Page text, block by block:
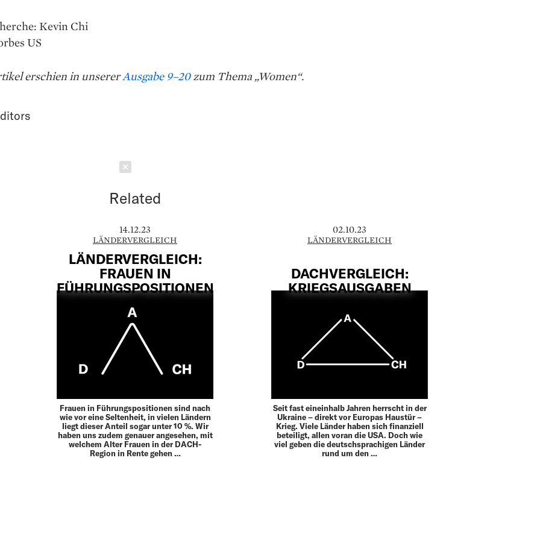
Kevin Chi
US
erschien in unsererAusgabe 9–20zum Thema „Women“.
Related
14.12.23
LÄNDERVERGLEICH
LÄNDERVERGLEICH:
FRAUEN IN
FÜHRUNGSPOSITIONEN
Frauen in Führungspositionen sind nach
wie vor eine Seltenheit, in vielen Ländern
liegt dieser Anteil sogar unter 10 %. Wir
haben uns zudem genauer angesehen, mit
welchem Alter Frauen in der DACH-
Region in Rente gehen …
02.10.23
LÄNDERVERGLEICH
DACHVERGLEICH:
KRIEGSAUSGABEN
Seit fast eineinhalb Jahren herrscht in der
Ukraine – direkt vor Europas Haustür –
Krieg. Viele Länder haben sich finanziell
beteiligt, allen voran die USA. Doch wie
viel geben die deutschsprachigen Länder
rund um den …